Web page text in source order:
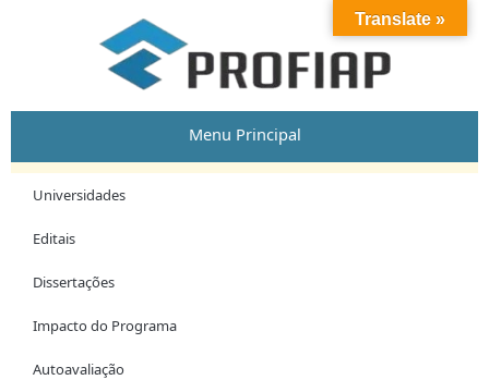
Menu Principal
Universidades
Editais
Dissertações
Impacto do Programa
Autoavaliação
Translate »